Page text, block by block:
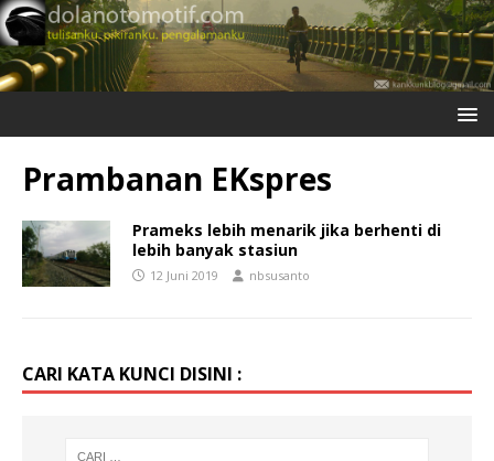
Prambanan EKspres
Prameks lebih menarik jika berhenti di
lebih banyak stasiun
12 Juni 2019 nbsusanto
CARI KATA KUNCI DISINI :